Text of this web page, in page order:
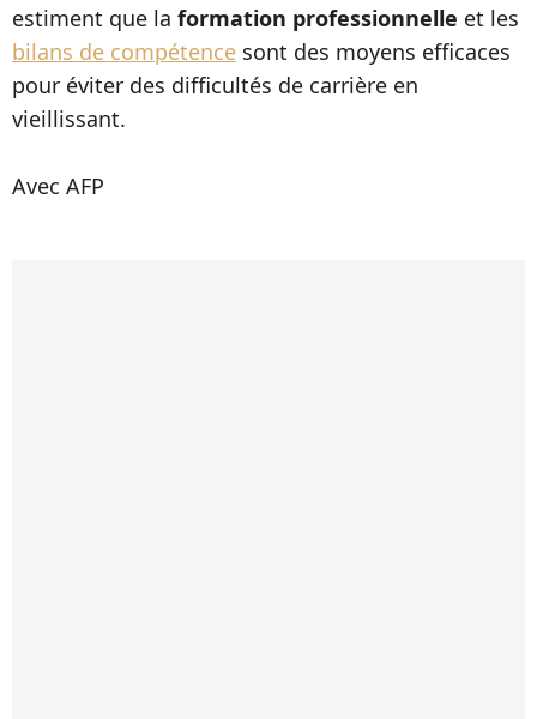
estiment que la formation professionnelle et les
bilans de compétence sont des moyens efficaces
pour éviter des difficultés de carrière en
vieillissant.
Avec AFP